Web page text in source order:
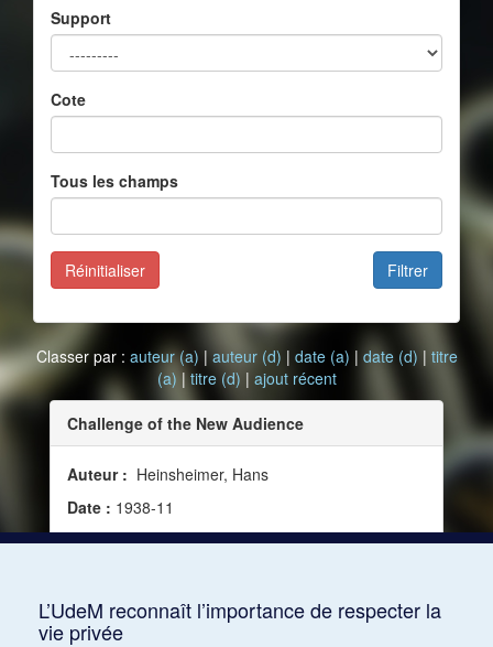
Support
Cote
Tous les champs
Filtrer
Réinitialiser
Classer par : auteur (a) | auteur (d) | date (a) | date (d) | titre
(a) | titre (d) | ajout récent
Challenge of the New Audience
Auteur : Heinsheimer, Hans
Date : 1938-11
Source :Modern Music, vol. 16, no 1 (novembre
L’UdeM reconnaît l’importance de respecter la
vie privée